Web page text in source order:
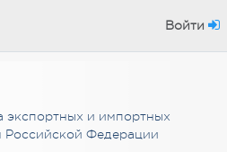
Войти
экспортных и импортных
Российской Федерации